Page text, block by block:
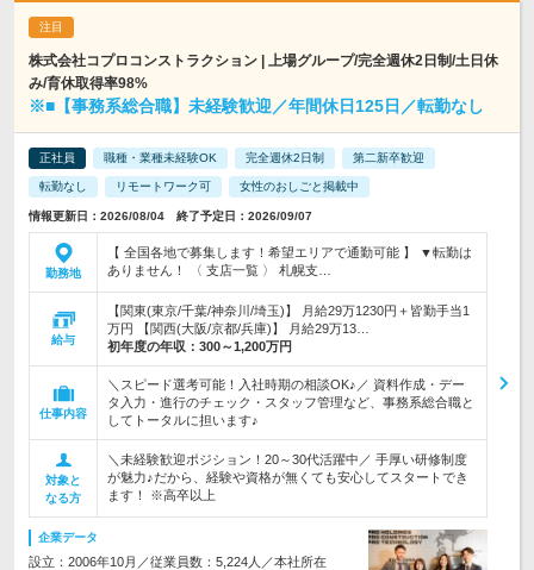
株式会社コプロコンストラクション | 上場グループ/完全週休2日制/土日休
み/育休取得率98%
※■【事務系総合職】未経験歓迎／年間休日125日／転勤なし
正社員 職種・業種未経験OK 完全週休2日制 第二新卒歓迎
転勤なし リモートワーク可 女性のおしごと掲載中
情報更新日：2026/08/04 終了予定日：2026/09/07
勤務地
【 全国各地で募集します！希望エリアで通勤可能 】 ▼転勤は
ありません！ 〈 支店一覧 〉 札幌支…
給与
【関東(東京/千葉/神奈川/埼玉)】 月給29万1230円＋皆勤手当1
万円 【関西(大阪/京都/兵庫)】 月給29万13…
初年度の年収： 300～1,200万円
仕事内容
＼スピード選考可能！入社時期の相談OK♪／ 資料作成・デー
タ入力・進行のチェック・スタッフ管理など、事務系総合職と
してトータルに担います♪
対象と
なる方
＼未経験歓迎ポジション！20～30代活躍中／ 手厚い研修制度
が魅力♪だから、経験や資格が無くても安心してスタートでき
ます！ ※高卒以上
企業データ
設立：2006年10月／従業員数：5,224人／本社所在